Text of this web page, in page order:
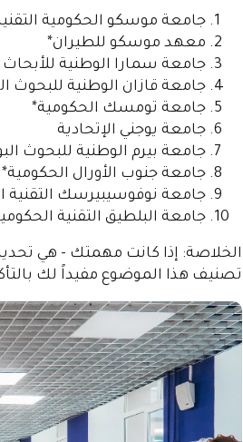
جامعة موسكو الحكومية
معهد موسكو للطيران*
جامعة سمارا الوطنية
جامعة قازان الوطنية للبحوث
جامعة تومسك الحكومية*
جامعة يوجني الإتحادية
جامعة بيرم الوطنية للبحوث
جامعة جنوب الأورال الحكومية*
جامعة نوفوسيبيرسك التقنية
جامعة البلطيق التقنية
الخلاصة: إذا كانت مهمتك - هي
تصنيف هذا الموضوع مفيداً لك